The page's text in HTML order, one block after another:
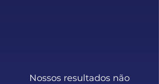
Nossos resultados não